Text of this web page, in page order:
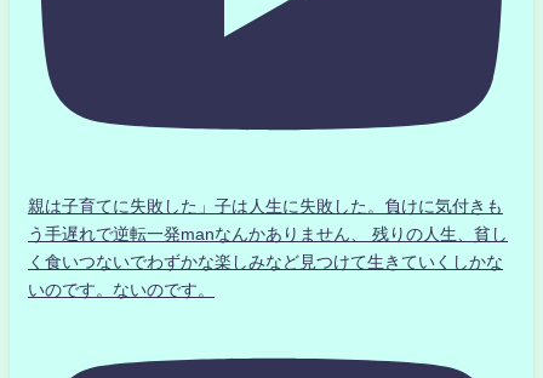
親は子育てに失敗した」子は人生に失敗した。負けに気付きも
う手遅れで逆転一発manなんかありません、 残りの人生、貧し
く食いつないでわずかな楽しみなど見つけて生きていくしかな
いのです。ないのです。